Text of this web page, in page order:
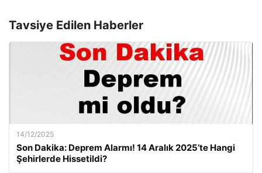
Tavsiye Edilen Haberler
14/12/2025
Son Dakika: Deprem Alarmı! 14 Aralık 2025’te Hangi
Şehirlerde Hissetildi?